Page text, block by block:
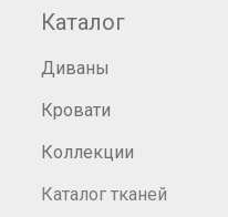
Каталог
Диваны
Кровати
Коллекции
Каталог тканей